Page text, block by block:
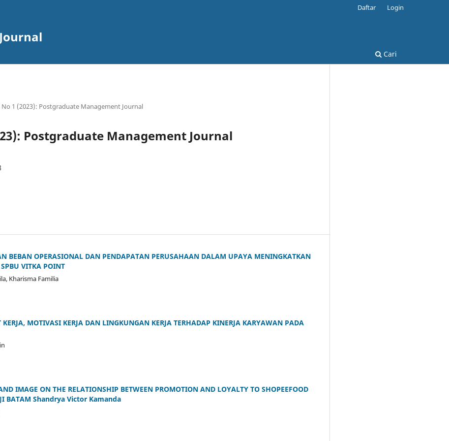
Cari
Daftar Login
No 1 (2023): Postgraduate Management Journal
Postgraduate Management Journal
BEBAN OPERASIONAL DAN PENDAPATAN PERUSAHAAN DALAM UPAYA MENINGKATKAN
VITKA POINT
Kharisma Familia
MOTIVASI KERJA DAN LINGKUNGAN KERJA TERHADAP KINERJA KARYAWAN PADA
IMAGE ON THE RELATIONSHIP BETWEEN PROMOTION AND LOYALTY TO SHOPEEFOOD
BATAM Shandrya Victor Kamanda